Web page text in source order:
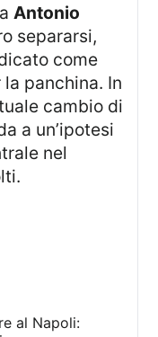
Antonio
separarsi,
come
la panchina. In
cambio di
a un’ipotesi
nel